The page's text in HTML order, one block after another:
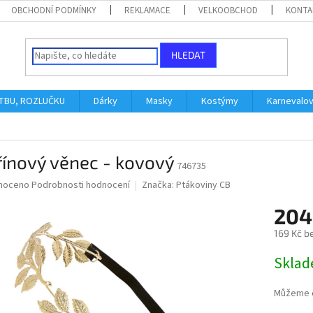
OBCHODNÍ PODMÍNKY REKLAMACE VELKOOBCHOD
HLEDAT
ROZLUČKU Dárky Masky Kostýmy
věnec - kovový 746735
Podrobnosti hodnocení Značka: Ptákoviny CB
169 Kč
cena:
Můžeme